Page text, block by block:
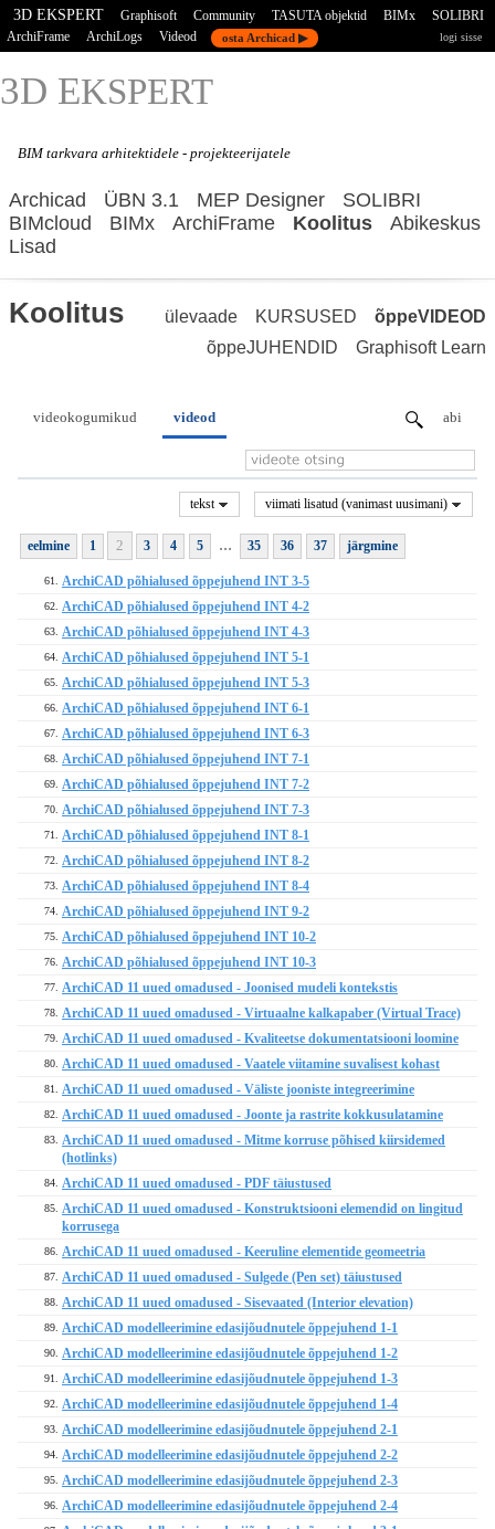
3D EKSPERT Graphisoft Community TASUTA objektid BIMx
SOLIBRI
ArchiFrame
ArchiLogs Videod osta Archicad ▶ logi sisse
3D EKSPERT
BIM tarkvara arhitektidele - projekteerijatele
Archicad ÜBN 3.1 MEP Designer
SOLIBRI
BIMcloud
BIMx ArchiFrame Koolitus
Abikeskus
Lisad
Koolitus ülevaade KURSUSED
õppeVIDEOD
õppeJUHENDID
Graphisoft Learn
videokogumikud videod abi
tekst viimati lisatud (vanimast uusimani)
eelmine 1 2 3 4 5 ... 35 36 37 järgmine
61. ArchiCAD põhialused õppejuhend INT 3-5
62. ArchiCAD põhialused õppejuhend INT 4-2
63. ArchiCAD põhialused õppejuhend INT 4-3
64. ArchiCAD põhialused õppejuhend INT 5-1
65. ArchiCAD põhialused õppejuhend INT 5-3
66. ArchiCAD põhialused õppejuhend INT 6-1
67. ArchiCAD põhialused õppejuhend INT 6-3
68. ArchiCAD põhialused õppejuhend INT 7-1
69. ArchiCAD põhialused õppejuhend INT 7-2
70. ArchiCAD põhialused õppejuhend INT 7-3
71. ArchiCAD põhialused õppejuhend INT 8-1
72. ArchiCAD põhialused õppejuhend INT 8-2
73. ArchiCAD põhialused õppejuhend INT 8-4
74. ArchiCAD põhialused õppejuhend INT 9-2
75. ArchiCAD põhialused õppejuhend INT 10-2
76. ArchiCAD põhialused õppejuhend INT 10-3
77. ArchiCAD 11 uued omadused - Joonised mudeli kontekstis
78. ArchiCAD 11 uued omadused - Virtuaalne kalkapaber (Virtual Trace)
79. ArchiCAD 11 uued omadused - Kvaliteetse dokumentatsiooni loomine
80. ArchiCAD 11 uued omadused - Vaatele viitamine suvalisest kohast
81. ArchiCAD 11 uued omadused - Väliste jooniste integreerimine
82. ArchiCAD 11 uued omadused - Joonte ja rastrite kokkusulatamine
83.
ArchiCAD 11 uued omadused - Mitme korruse põhised kiirsidemed
(hotlinks)
84. ArchiCAD 11 uued omadused - PDF täiustused
85.
ArchiCAD 11 uued omadused - Konstruktsiooni elemendid on lingitud
korrusega
86. ArchiCAD 11 uued omadused - Keeruline elementide geomeetria
87. ArchiCAD 11 uued omadused - Sulgede (Pen set) täiustused
88. ArchiCAD 11 uued omadused - Sisevaated (Interior elevation)
89. ArchiCAD modelleerimine edasijõudnutele õppejuhend 1-1
90. ArchiCAD modelleerimine edasijõudnutele õppejuhend 1-2
91. ArchiCAD modelleerimine edasijõudnutele õppejuhend 1-3
92. ArchiCAD modelleerimine edasijõudnutele õppejuhend 1-4
93. ArchiCAD modelleerimine edasijõudnutele õppejuhend 2-1
94. ArchiCAD modelleerimine edasijõudnutele õppejuhend 2-2
95. ArchiCAD modelleerimine edasijõudnutele õppejuhend 2-3
96. ArchiCAD modelleerimine edasijõudnutele õppejuhend 2-4